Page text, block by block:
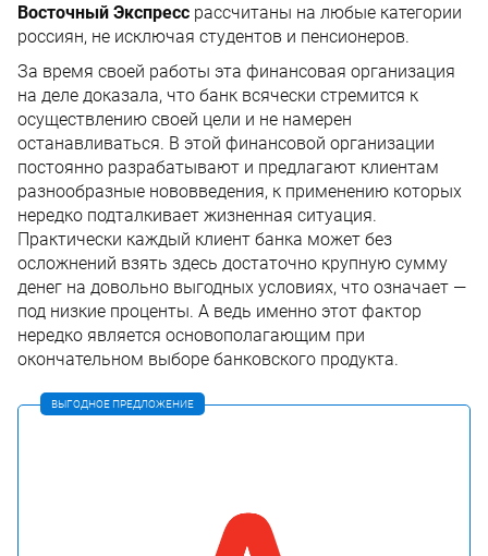
Восточный Экспресс рассчитаны на любые категории
россиян, не исключая студентов и пенсионеров.
За время своей работы эта финансовая организация
на деле доказала, что банк всячески стремится к
осуществлению своей цели и не намерен
останавливаться. В этой финансовой организации
постоянно разрабатывают и предлагают клиентам
разнообразные нововведения, к применению которых
нередко подталкивает жизненная ситуация.
Практически каждый клиент банка может без
осложнений взять здесь достаточно крупную сумму
денег на довольно выгодных условиях, что означает —
под низкие проценты. А ведь именно этот фактор
нередко является основополагающим при
окончательном выборе банковского продукта.
ВЫГОДНОЕ ПРЕДЛОЖЕНИЕ